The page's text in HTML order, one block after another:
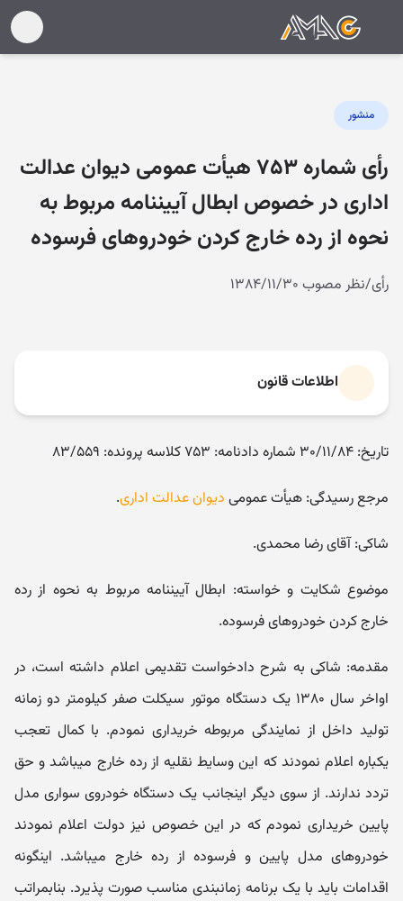
منشور
رأی شماره ۷۵۳ هیأت عمومی دیوان عدالت
اداری در خصوص ابطال آییننامه مربوط به
نحوه از رده خارج کردن خودروهای فرسوده
رأی/نظر مصوب ۱۳۸۴/۱۱/۳۰
اطلاعات قانون
تاریخ: ۳۰/۱۱/۸۴ شماره دادنامه: ۷۵۳ کلاسه پرونده: ۸۳/۵۵۹
مرجع رسیدگی: هیأت عمومی دیوان عدالت اداری.
شاکی: آقای رضا محمدی.
موضوع شکایت و خواسته: ابطال آیین‎نامه مربوط به نحوه از رده
خارج کردن خودروهای فرسوده.
مقدمه: شاکی به شرح دادخواست تقدیمی اعلام داشته است، در
اواخر سال ۱۳۸۰ یک دستگاه موتور سیکلت صفر کیلومتر دو زمانه
تولید داخل از نمایندگی مربوطه خریداری نمودم. با کمال تعجب
یکباره اعلام نمودند که این وسایط نقلیه از رده خارج می‎باشد و حق
تردد ندارند. از سوی دیگر اینجانب یک دستگاه خودروی سواری مدل
پایین خریداری نمودم که در این خصوص نیز دولت اعلام نمودند
خودروهای مدل پایین و فرسوده از رده خارج می‎باشد. اینگونه
اقدامات باید با یک برنامه زمان‎بندی مناسب صورت پذیرد. بنابمراتب